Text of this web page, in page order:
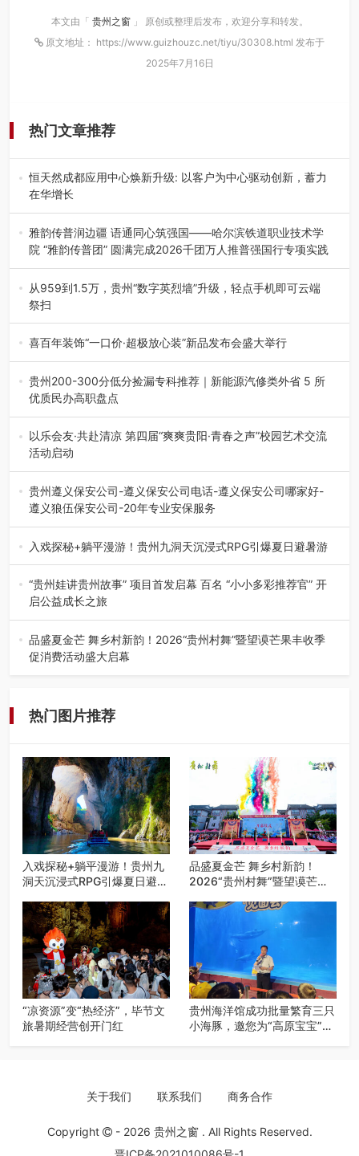
本文由「 贵州之窗 」 原创或整理后发布，欢迎分享和转发。
原文地址： https://www.guizhouzc.net/tiyu/30308.html 发布于
2025年7月16日
热门文章推荐
恒天然成都应用中心焕新升级: 以客户为中心驱动创新，蓄力
在华增长
融合全球研发实力与本土洞察，深化客户共创，赋能西南市
场创新发展 （7月27日，成…
雅韵传普润边疆 语通同心筑强国——哈尔滨铁道职业技术学
院 “雅韵传普团” 圆满完成2026千团万人推普强国行专项实践
为扎实推进2026“千团万人推普强国行”大学生暑期社会实
践，牢牢紧扣 “雅韵传普…
从959到1.5万，贵州“数字英烈墙”升级，轻点手机即可云端
祭扫
八一建军节到来之际，由贵州省退役军人事务厅指导，贵阳
市退役军人事务局联合贵州广电…
喜百年装饰“一口价·超极放心装”新品发布会盛大举行
2026年7月31日，喜百年装饰“一口价·超极放心装”新品发布
会在贵阳隆重举行。…
贵州200-300分低分捡漏专科推荐｜新能源汽修类外省 5 所
优质民办高职盘点
在贵州省高考志愿填报体系中，200至300分数段考生可选择
的省内工科、新能源汽车…
以乐会友·共赴清凉 第四届“爽爽贵阳·青春之声”校园艺术交流
活动启动
七月的贵阳，清风送爽，第四届“爽爽贵阳·青春之声”校园管
弦乐（合唱）艺术交流活动…
贵州遵义保安公司-遵义保安公司电话-遵义保安公司哪家好-
遵义狼伍保安公司-20年专业安保服务
在遵义，不管是企业园区运营、小区物业管理、建筑工地施
工、商业商场经营，还是举办各…
入戏探秘+躺平漫游！贵州九洞天沉浸式RPG引爆夏日避暑游
入伏后的贵州，清凉依旧。而在毕节深处的九洞天景区，贵
州首个水上喀斯特沉浸式RPG…
“贵州娃讲贵州故事” 项目首发启幕 百名 “小小多彩推荐官” 开
启公益成长之旅
近日，由贵州教育出版社、阅美黔途阅见中国全国阅读行动
网络贵州站，遵义融媒体传媒集…
品盛夏金芒 舞乡村新韵！2026“贵州村舞”暨望谟芒果丰收季
促消费活动盛大启幕
热门图片推荐
入戏探秘+躺平漫游！贵州九
洞天沉浸式RPG引爆夏日避暑
品盛夏金芒 舞乡村新韵！
2026“贵州村舞”暨望谟芒果
“凉资源”变“热经济”，毕节文
旅暑期经营创开门红
贵州海洋馆成功批量繁育三只
小海豚，邀您为“高原宝宝”起
关于我们 联系我们 商务合作
Copyright - 2026 贵州之窗 . All Rights Reserved.